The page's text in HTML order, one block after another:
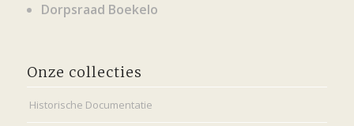
Dorpsraad Boekelo
Onze collecties
Historische Documentatie